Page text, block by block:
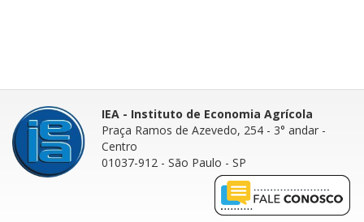
IEA - Instituto de Economia Agrícola
Praça Ramos de Azevedo, 254 - 3° andar -
Centro
01037-912 - São Paulo - SP